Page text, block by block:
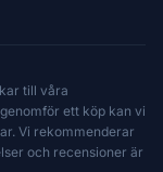
till våra
ett köp kan vi
Vi rekommenderar
och recensioner är